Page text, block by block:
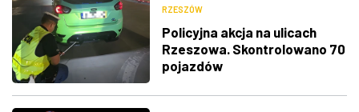
RZESZÓW
Policyjna akcja na ulicach
Rzeszowa. Skontrolowano 70
pojazdów